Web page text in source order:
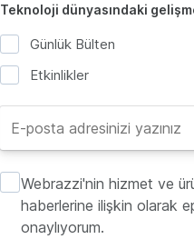
Teknoloji dünyasındaki
Günlük Bülten
Etkinlikler
Webrazzi'nin hizmet ve
haberlerine ilişkin olarak
onaylıyorum.